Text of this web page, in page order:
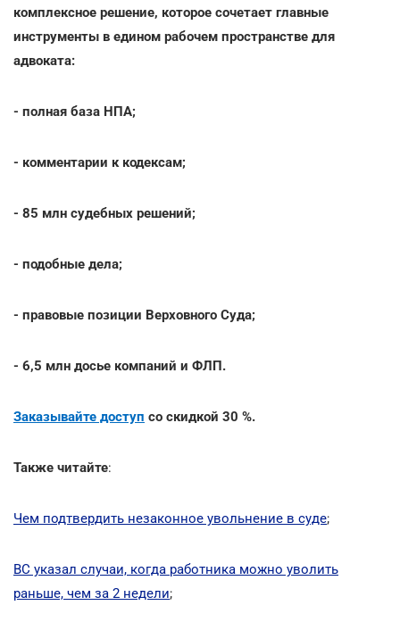
комплексное решение, которое сочетает главные
инструменты в едином рабочем пространстве для
адвоката:
- полная база НПА;
- комментарии к кодексам;
- 85 млн судебных решений;
- подобные дела;
- правовые позиции Верховного Суда;
- 6,5 млн досье компаний и ФЛП.
Заказывайте доступ со скидкой 30 %.
Также читайте:
Чем подтвердить незаконное увольнение в суде;
ВС указал случаи, когда работника можно уволить
раньше, чем за 2 недели;